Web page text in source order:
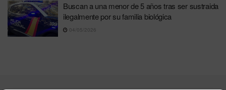
Buscan a una menor de 5 años tras ser sustraida
ilegalmente por su familia biológica
04/05/2026